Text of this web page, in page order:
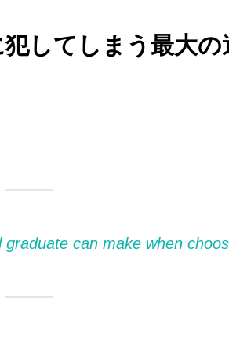
してしまう最大の
can make when